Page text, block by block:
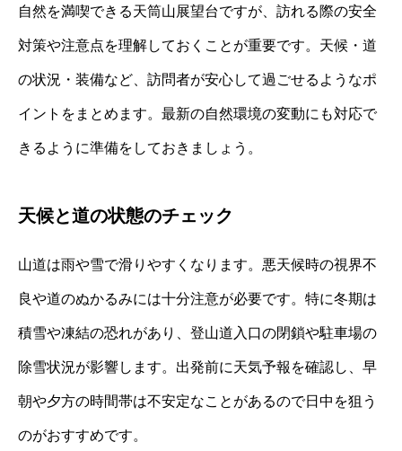
自然を満喫できる天筒山展望台ですが、訪れる際の安全
対策や注意点を理解しておくことが重要です。天候・道
の状況・装備など、訪問者が安心して過ごせるようなポ
イントをまとめます。最新の自然環境の変動にも対応で
きるように準備をしておきましょう。
天候と道の状態のチェック
山道は雨や雪で滑りやすくなります。悪天候時の視界不
良や道のぬかるみには十分注意が必要です。特に冬期は
積雪や凍結の恐れがあり、登山道入口の閉鎖や駐車場の
除雪状況が影響します。出発前に天気予報を確認し、早
朝や夕方の時間帯は不安定なことがあるので日中を狙う
のがおすすめです。